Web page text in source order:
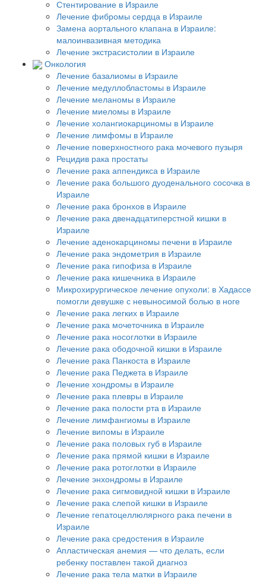
Стентирование в Израиле
Лечение фибромы сердца в Израиле
Замена аортального клапана в Израиле:
малоинвазивная методика
Лечение экстрасистолии в Израиле
Онкология
Лечение базалиомы в Израиле
Лечение медуллобластомы в Израиле
Лечение меланомы в Израиле
Лечение миеломы в Израиле
Лечение холангиокарциномы в Израиле
Лечение лимфомы в Израиле
Лечение поверхностного рака мочевого пузыря
Рецидив рака простаты
Лечение рака аппендикса в Израиле
Лечение рака большого дуоденального сосочка в
Израиле
Лечение рака бронхов в Израиле
Лечение рака двенадцатиперстной кишки в
Израиле
Лечение аденокарциномы печени в Израиле
Лечение рака эндометрия в Израиле
Лечение рака гипофиза в Израиле
Лечение рака кишечника в Израиле
Микрохирургическое лечение опухоли: в Хадассе
помогли девушке с невыносимой болью в ноге
Лечение рака легких в Израиле
Лечение рака мочеточника в Израиле
Лечение рака носоглотки в Израиле
Лечение рака ободочной кишки в Израиле
Лечение рака Панкоста в Израиле
Лечение рака Педжета в Израиле
Лечение хондромы в Израиле
Лечение рака плевры в Израиле
Лечение рака полости рта в Израиле
Лечение лимфангиомы в Израиле
Лечение випомы в Израиле
Лечение рака половых губ в Израиле
Лечение рака прямой кишки в Израиле
Лечение рака ротоглотки в Израиле
Лечение энхондромы в Израиле
Лечение рака сигмовидной кишки в Израиле
Лечение рака слепой кишки в Израиле
Лечение гепатоцеллюлярного рака печени в
Израиле
Лечение рака средостения в Израиле
Апластическая анемия — что делать, если
ребенку поставлен такой диагноз
Лечение рака тела матки в Израиле